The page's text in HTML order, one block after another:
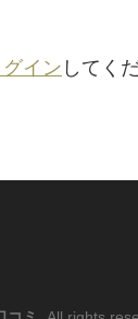
グイン してく